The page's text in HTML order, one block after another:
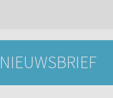
NIEUWSBRIEF